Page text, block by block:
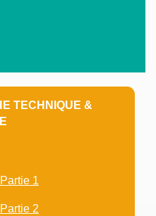
TECHNIQUE &
1
2